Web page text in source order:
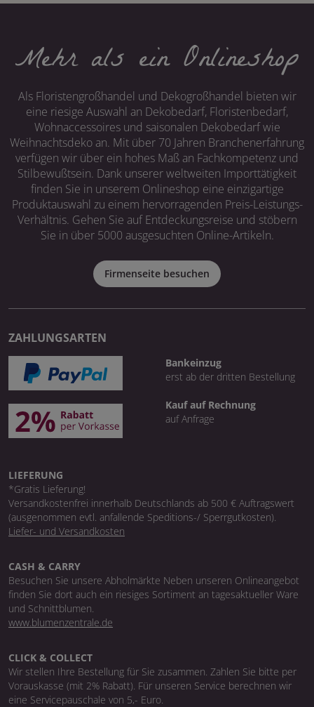
Mehr als ein Onlineshop
Als Floristengroßhandel und Dekogroßhandel bieten wir
eine riesige Auswahl an Dekobedarf, Floristenbedarf,
Wohnaccessoires und saisonalen Dekobedarf wie
Weihnachtsdeko an. Mit über 70 Jahren Branchenerfahrung
verfügen wir über ein hohes Maß an Fachkompetenz und
Stilbewußtsein. Dank unserer weltweiten Importtätigkeit
finden Sie in unserem Onlineshop eine einzigartige
Produktauswahl zu einem hervorragenden Preis-Leistungs-
Verhältnis. Gehen Sie auf Entdeckungsreise und stöbern
Sie in über 5000 ausgesuchten Online-Artikeln.
Firmenseite besuchen
ZAHLUNGSARTEN
Bankeinzug
erst ab der dritten Bestellung
Kauf auf Rechnung
auf Anfrage
LIEFERUNG
*Gratis Lieferung!
Versandkostenfrei innerhalb Deutschlands ab 500 € Auftragswert
(ausgenommen evtl. anfallende Speditions-/ Sperrgutkosten).
Liefer- und Versandkosten
CASH & CARRY
Besuchen Sie unsere Abholmärkte Neben unseren Onlineangebot
finden Sie dort auch ein riesiges Sortiment an tagesaktueller Ware
und Schnittblumen.
www.blumenzentrale.de
CLICK & COLLECT
Wir stellen Ihre Bestellung für Sie zusammen. Zahlen Sie bitte per
Vorauskasse (mit 2% Rabatt). Für unseren Service berechnen wir
eine Servicepauschale von 5,- Euro.